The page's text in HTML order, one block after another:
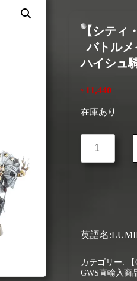
【シティ
バトルメ
ハイシュ
¥ 11,440
在庫あり
ィ・
ー
直
輸
英語名
カテゴリー:
GWS直輸入商